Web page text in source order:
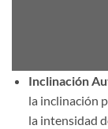
Inclinación
la inclinación
la intensidad